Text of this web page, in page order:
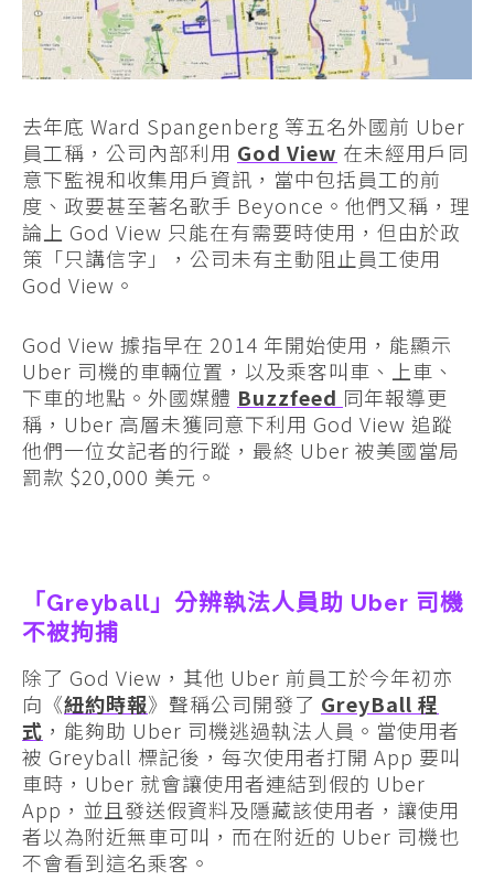
去年底 Ward Spangenberg 等五名外國前 Uber
員工稱，公司內部利用 God View 在未經用戶同
意下監視和收集用戶資訊，當中包括員工的前
度、政要甚至著名歌手 Beyonce。他們又稱，理
論上 God View 只能在有需要時使用，但由於政
策「只講信字」，公司未有主動阻止員工使用
God View。
God View 據指早在 2014 年開始使用，能顯示
Uber 司機的車輛位置，以及乘客叫車、上車、
下車的地點。外國媒體 Buzzfeed 同年報導更
稱，Uber 高層未獲同意下利用 God View 追蹤
他們一位女記者的行蹤，最終 Uber 被美國當局
罰款 $20,000 美元。
「Greyball」分辨執法人員助 Uber 司機
不被拘捕
除了 God View，其他 Uber 前員工於今年初亦
向《紐約時報》聲稱公司開發了 GreyBall 程
式 ，能夠助 Uber 司機逃過執法人員。當使用者
被 Greyball 標記後，每次使用者打開 App 要叫
車時，Uber 就會讓使用者連結到假的 Uber
App，並且發送假資料及隱藏該使用者，讓使用
者以為附近無車可叫，而在附近的 Uber 司機也
不會看到這名乘客。